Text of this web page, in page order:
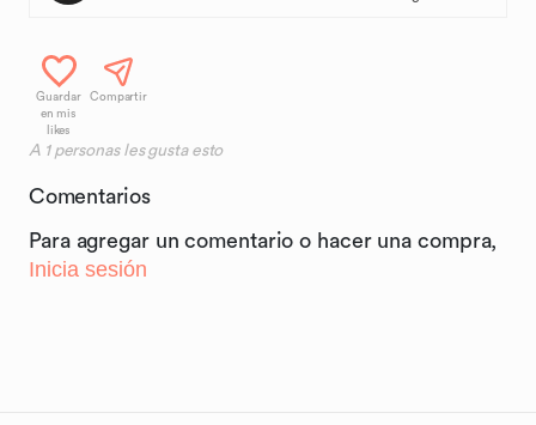
Guardar
en mis
likes
Compartir
A 1personas les gusta esto
Comentarios
Para agregar un comentario o hacer una compra,
Inicia sesión